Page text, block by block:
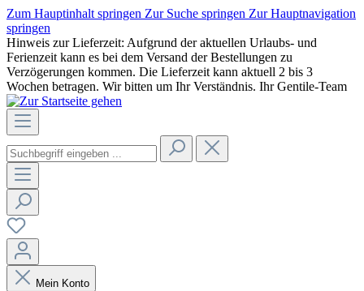
Zum Hauptinhalt springen Zur Suche springen Zur Hauptnavigation
springen
Hinweis zur Lieferzeit: Aufgrund der aktuellen Urlaubs- und
Ferienzeit kann es bei dem Versand der Bestellungen zu
Verzögerungen kommen. Die Lieferzeit kann aktuell 2 bis 3
Wochen betragen. Wir bitten um Ihr Verständnis. Ihr Gentile-Team
Mein Konto